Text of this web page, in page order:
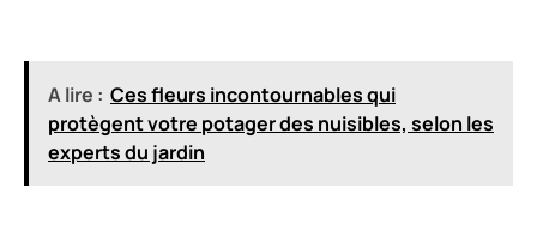
A lire : Ces fleurs incontournables qui
protègent votre potager des nuisibles, selon les
experts du jardin